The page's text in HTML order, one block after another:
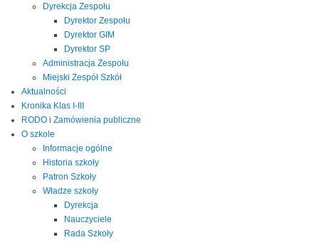
Dyrekcja Zespołu
Dyrektor Zespołu
Dyrektor GIM
Dyrektor SP
Administracja Zespołu
Miejski Zespół Szkół
Aktualności
Kronika Klas I-III
RODO i Zamówienia publiczne
O szkole
Informacje ogólne
Historia szkoły
Patron Szkoły
Władze szkoły
Dyrekcja
Nauczyciele
Rada Szkoły